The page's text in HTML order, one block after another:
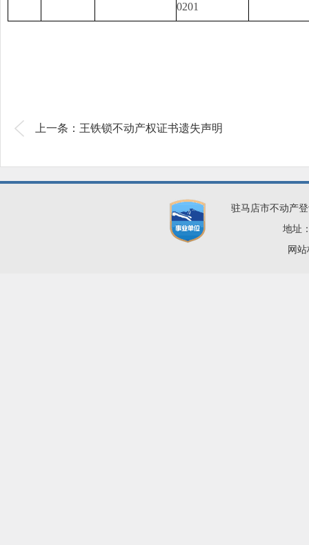
0201
上一条：王铁锁不动产权证书遗失声明
驻马店市不动产
地址
网